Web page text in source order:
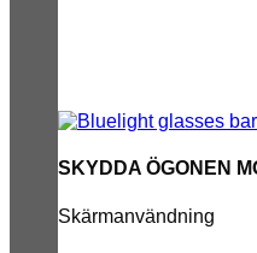
SKYDDA ÖGONEN
Skärmanvändning